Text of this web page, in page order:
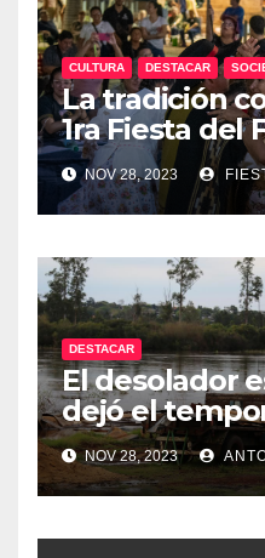
CULTURA DESTACAR
La tradición
1ra Fiesta del
Misionero
NOV 28, 2023
DESTACAR
El desolador
dejó el
interior de
NOV 28, 2023